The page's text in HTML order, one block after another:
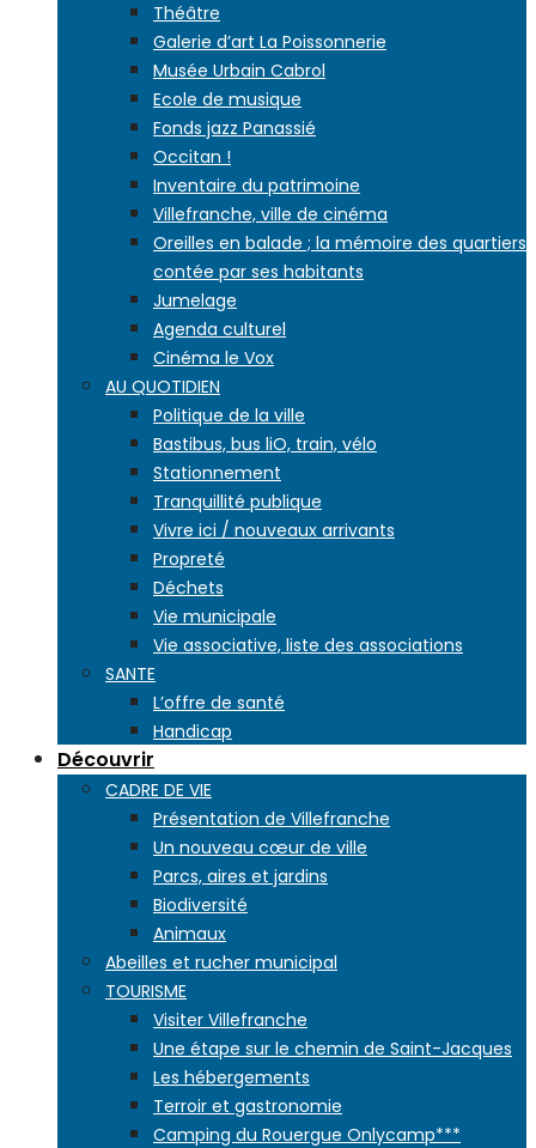
Théâtre
Galerie d’art La Poissonnerie
Musée Urbain Cabrol
Ecole de musique
Fonds jazz Panassié
Occitan !
Inventaire du patrimoine
Villefranche, ville de cinéma
Oreilles en balade ; la mémoire des quartiers
contée par ses habitants
Jumelage
Agenda culturel
Cinéma le Vox
AU QUOTIDIEN
Politique de la ville
Bastibus, bus liO, train, vélo
Stationnement
Tranquillité publique
Vivre ici / nouveaux arrivants
Propreté
Déchets
Vie municipale
Vie associative, liste des associations
SANTE
L’offre de santé
Handicap
Découvrir
CADRE DE VIE
Présentation de Villefranche
Un nouveau cœur de ville
Parcs, aires et jardins
Biodiversité
Animaux
Abeilles et rucher municipal
TOURISME
Visiter Villefranche
Une étape sur le chemin de Saint-Jacques
Les hébergements
Terroir et gastronomie
Camping du Rouergue Onlycamp***